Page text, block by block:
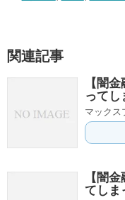
関連記事
【闇
ってし
マックス
【闇
てしま